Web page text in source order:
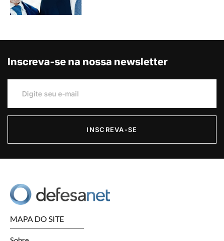
Inscreva-se na nossa newsletter
INSCREVA-SE
MAPA DO SITE